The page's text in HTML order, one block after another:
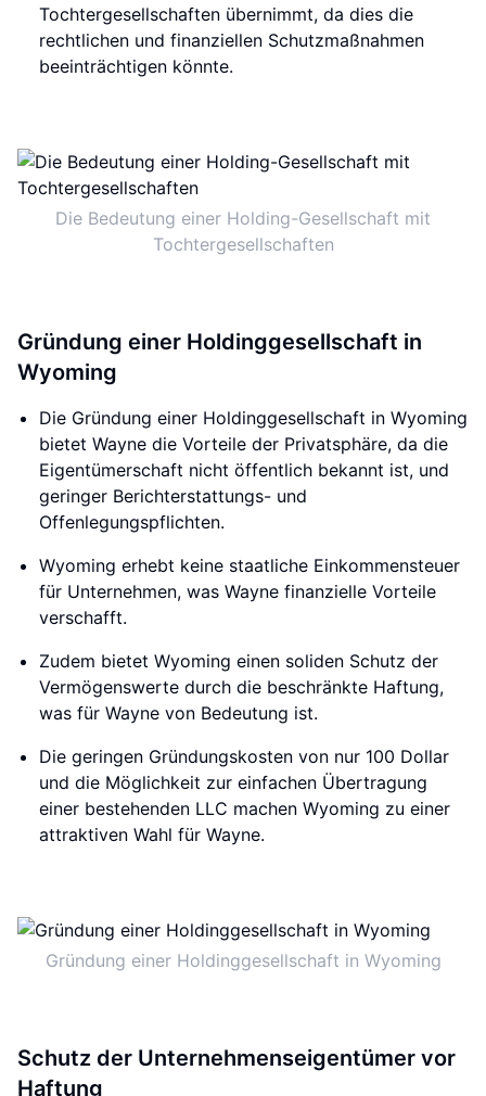
Tochtergesellschaften übernimmt, da dies die
rechtlichen und finanziellen Schutzmaßnahmen
beeinträchtigen könnte.
Die Bedeutung einer Holding-Gesellschaft mit
Tochtergesellschaften
Gründung einer Holdinggesellschaft in
Wyoming
Die Gründung einer Holdinggesellschaft in Wyoming
bietet Wayne die Vorteile der Privatsphäre, da die
Eigentümerschaft nicht öffentlich bekannt ist, und
geringer Berichterstattungs- und
Offenlegungspflichten.
Wyoming erhebt keine staatliche Einkommensteuer
für Unternehmen, was Wayne finanzielle Vorteile
verschafft.
Zudem bietet Wyoming einen soliden Schutz der
Vermögenswerte durch die beschränkte Haftung,
was für Wayne von Bedeutung ist.
Die geringen Gründungskosten von nur 100 Dollar
und die Möglichkeit zur einfachen Übertragung
einer bestehenden LLC machen Wyoming zu einer
attraktiven Wahl für Wayne.
Gründung einer Holdinggesellschaft in Wyoming
Schutz der Unternehmenseigentümer vor
Haftung